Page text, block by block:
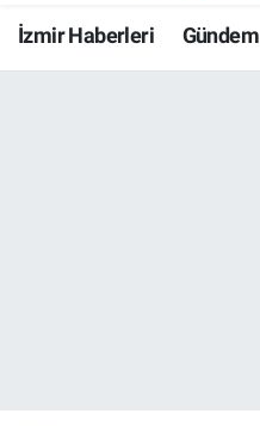
İzmir Haberleri Gündem
Resmi İlanlar